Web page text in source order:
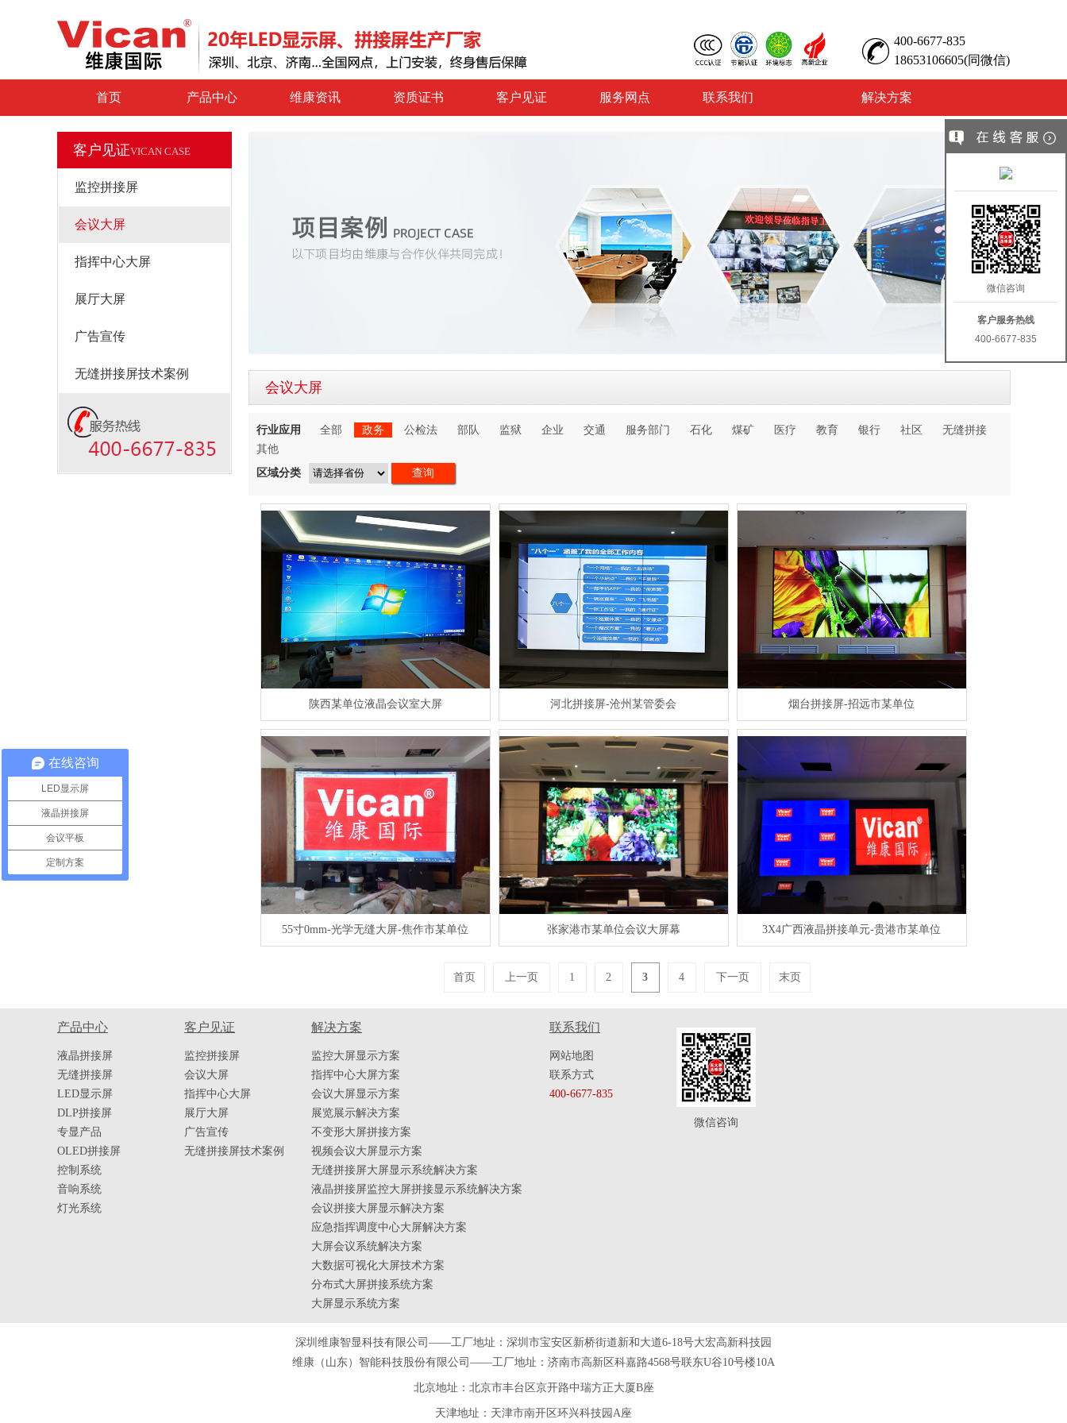
400-6677-835
18653106605(同微信)
首页 产品中心 维康资讯 资质证书 客户见证 服务网点 联系我们 解决方案
客户见证VICAN CASE
监控拼接屏
会议大屏
指挥中心大屏
展厅大屏
广告宣传
无缝拼接屏技术案例
会议大屏
行业应用 全部 政务 公检法 部队 监狱 企业 交通 服务部门 石化 煤矿 医疗 教育 银行 社区
无缝拼接
其他
区域分类
陕西某单位液晶会议室大屏 河北拼接屏-沧州某管委会 烟台拼接屏-招远市某单位
55寸0mm-光学无缝大屏-焦作市某单位 张家港市某单位会议大屏幕 3X4广西液晶拼接单元-贵港市某单位
首页 上一页 1 2 3 4 下一页 末页
产品中心
液晶拼接屏
无缝拼接屏
LED显示屏
DLP拼接屏
专显产品
OLED拼接屏
控制系统
音响系统
灯光系统
客户见证
监控拼接屏
会议大屏
指挥中心大屏
展厅大屏
广告宣传
无缝拼接屏技术案例
解决方案
监控大屏显示方案
指挥中心大屏方案
会议大屏显示方案
展览展示解决方案
不变形大屏拼接方案
视频会议大屏显示方案
无缝拼接屏大屏显示系统解决方案
液晶拼接屏监控大屏拼接显示系统解决方案
会议拼接大屏显示解决方案
应急指挥调度中心大屏解决方案
大屏会议系统解决方案
大数据可视化大屏技术方案
分布式大屏拼接系统方案
大屏显示系统方案
联系我们
网站地图
联系方式
400-6677-835
微信咨询
深圳维康智显科技有限公司——工厂地址：深圳市宝安区新桥街道新和大道6-18号大宏高新科技园
维康（山东）智能科技股份有限公司——工厂地址：济南市高新区科嘉路4568号联东U谷10号楼10A
北京地址：北京市丰台区京开路中瑞方正大厦B座
天津地址 ：天津市南开区环兴科技园A座
微信咨询
客户服务热线
400-6677-835
在线咨询
LED显示屏
液晶拼接屏
会议平板
定制方案